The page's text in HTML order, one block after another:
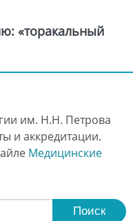
«торакальный
им. Н.Н. Петрова
и аккредитации.
Медицинские
Поиск